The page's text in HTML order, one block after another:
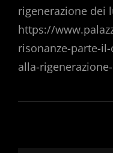
rigenerazione dei
https://
risonanze-parte-
alla-